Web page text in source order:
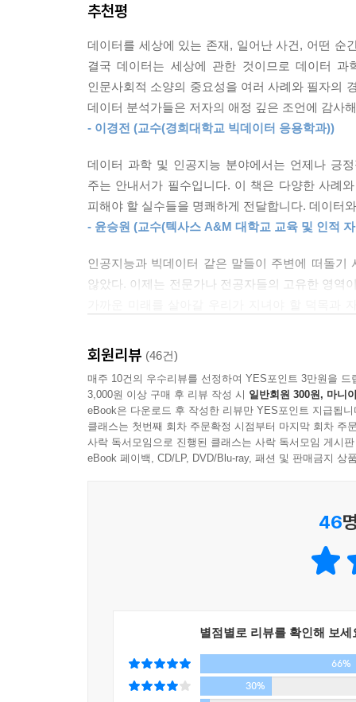
된다.
6. 데이터는 과거의 발자취일 뿐이다. 예측할 수
7. 분석에만 치중하다 보면 상식적인 판단이 헷
중요하다. 통찰은 결국 해당 문제 영역의 경험에서
8. 데이터 리터러시 역량을 키운다는 것은 해결
9. 지금의 빅데이터가 몇 년 뒤에는 일반 데이터
10. 인공지능이 표본화된 데이터를 학습한 만큼,
돈다”라고 말할 것이다.
12. 문제의 본질을 읽는 것, 그래서 문제를 풀기 위
아시다시피 데이터는 거짓말을 하지 않습니다.
인문학적 소양은 바로 이러한 왜곡을 밝히고 잘못
인문학적 소양이 부족하면 최신 기술을 빨리 익
2. 데이터 전문가가 아닌 분 중에서는 데이터에
추천평
데이터를 세상에 있는 존재, 일어난 사건, 어떤 순
결국 데이터는 세상에 관한 것이므로 데이터
인문사회적 소양의 중요성을 여러 사례와 필자의
데이터 분석가들은 저자의 애정 깊은 조언에 감사
- 이경전 (교수(경희대학교 빅데이터 응용학과))
데이터 과학 및 인공지능 분야에서는 언제나 긍
주는 안내서가 필수입니다. 이 책은 다양한 사례
피해야 할 실수들을 명쾌하게 전달합니다. 데이터
- 윤승원 (교수(텍사스 A&M 대학교 교육 및 인적
인공지능과 빅데이터 같은 말들이 주변에 떠돌
않았다. 이제는 전문가나 전공자들의 고유한 영역
모르지만, 어려운 내용을 쉬운 언어로 풀어쓰는
쉽게 쓰였으면서도 본질적인 통찰을 제공하고
도구를 선택하는 능력이며, 이는 그 무엇도 넘볼
- 박원호 (교수(서울대학교 정치외교학부))
한마디로 디지털 전환에 관심이 많은 CEO를 위
대하는 자세, 필요한 인문학적 소양에 대해 알려
회원리뷰 (46건)
매주 10건의 우수리뷰를 선정하여 YES포인트 3만원을 드
3,000원 이상 구매 후 리뷰 작성 시 일반회원 300원, 마니
eBook은 다운로드 후 작성한 리뷰만 YES포인트 지급됩니
클래스는 첫번째 회차 주문확정 시점부터 마지막 회차 주
사락 독서모임으로 진행된 클래스는 사락 독서모임 게시
eBook 페이백, CD/LP, DVD/Blu-ray, 패션 및 판매금지 상
46
별점별로 리뷰를 확인해 보세
66%
30%